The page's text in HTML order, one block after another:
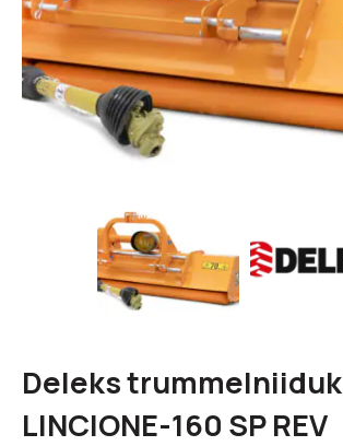
Deleks trummelniiduk
LINCIONE-160 SP REV